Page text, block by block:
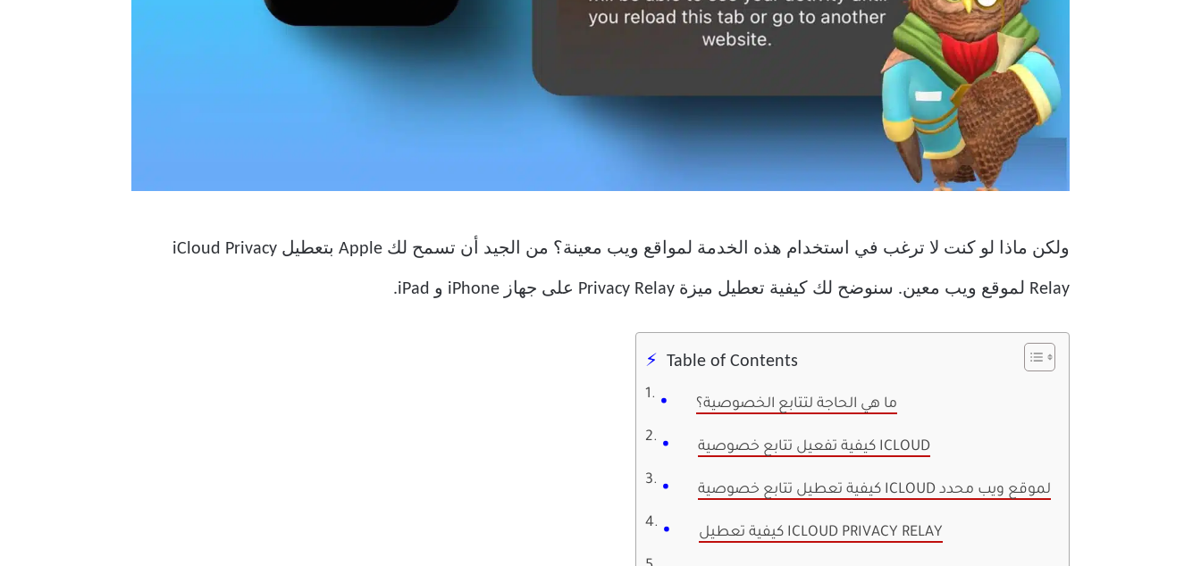
ولكن ماذا لو كنت لا ترغب في استخدام هذه الخدمة لمواقع ويب معينة؟ من الجيد أن تسمح لك Apple بتعطيل iCloud Privacy
Relay لموقع ويب معين. سنوضح لك كيفية تعطيل ميزة Privacy Relay على جهاز iPhone و iPad.
Table of Contents
ما هي الحاجة لتتابع الخصوصية؟
كيفية تفعيل تتابع خصوصية ICLOUD
كيفية تعطيل تتابع خصوصية ICLOUD لموقع ويب محدد
كيفية تعطيل ICLOUD PRIVACY RELAY